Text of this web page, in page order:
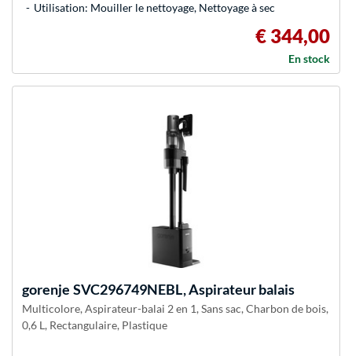
Utilisation: Mouiller le nettoyage, Nettoyage à sec
€ 344,00
En stock
gorenje SVC296749NEBL, Aspirateur balais
Multicolore, Aspirateur-balai 2 en 1, Sans sac, Charbon de bois,
0,6 L, Rectangulaire, Plastique